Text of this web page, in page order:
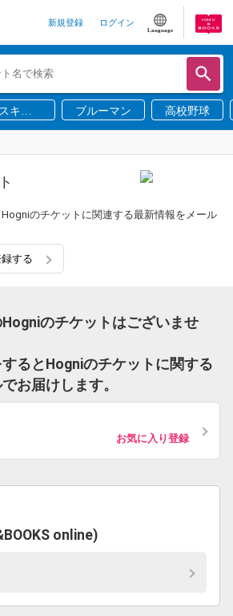
新規登録 ログイン
Language
キニ
ブルーマン 高校野球
のチケットに関連する最新情報をメール
する
のチケットはございませ
るとHogniのチケットに関する
お届けします。
お気に入り登録
online)